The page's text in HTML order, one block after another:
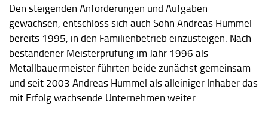
Den steigenden Anforderungen und Aufgaben
gewachsen, entschloss sich auch Sohn Andreas Hummel
bereits 1995, in den Familienbetrieb einzusteigen. Nach
bestandener Meisterprüfung im Jahr 1996 als
Metallbauermeister führten beide zunächst gemeinsam
und seit 2003 Andreas Hummel als alleiniger Inhaber das
mit Erfolg wachsende Unternehmen weiter.